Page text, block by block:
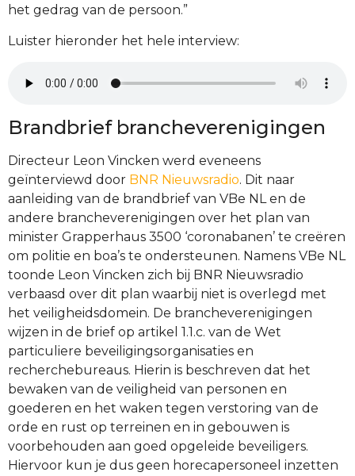
het gedrag van de persoon.”
Luister hieronder het hele interview:
Brandbrief brancheverenigingen
Directeur Leon Vincken werd eveneens
geïnterviewd door BNR Nieuwsradio. Dit naar
aanleiding van de brandbrief van VBe NL en de
andere brancheverenigingen over het plan van
minister Grapperhaus 3500 ‘coronabanen’ te creëren
om politie en boa’s te ondersteunen. Namens VBe NL
toonde Leon Vincken zich bij BNR Nieuwsradio
verbaasd over dit plan waarbij niet is overlegd met
het veiligheidsdomein. De brancheverenigingen
wijzen in de brief op artikel 1.1.c. van de Wet
particuliere beveiligingsorganisaties en
recherchebureaus. Hierin is beschreven dat het
bewaken van de veiligheid van personen en
goederen en het waken tegen verstoring van de
orde en rust op terreinen en in gebouwen is
voorbehouden aan goed opgeleide beveiligers.
Hiervoor kun je dus geen horecapersoneel inzetten